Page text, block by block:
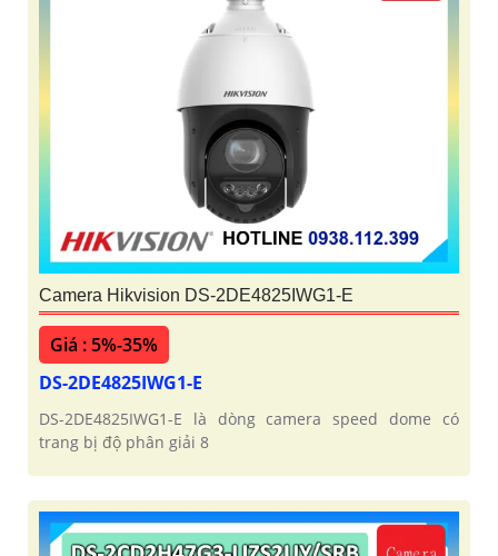
Camera Hikvision DS-2DE4825IWG1-E
Giá : 5%-35%
DS-2DE4825IWG1-E
DS-2DE4825IWG1-E là dòng camera speed dome có
trang bị độ phân giải 8